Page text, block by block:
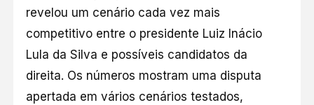
revelou um cenário cada vez mais
competitivo entre o presidente Luiz Inácio
Lula da Silva e possíveis candidatos da
direita. Os números mostram uma disputa
apertada em vários cenários testados,